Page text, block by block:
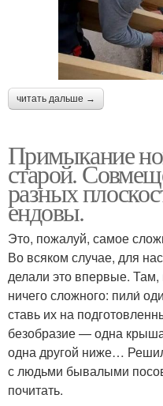
читать дальше →
Примыкание
старой.
разных
ендовы.
Это, пожалуй, самое
Во всяком случае, для
делали это впервые.
ничего сложного: пили́
ставь их на
безобразие — одна
одна другой ниже…
с людьми бывалыми
почитать.